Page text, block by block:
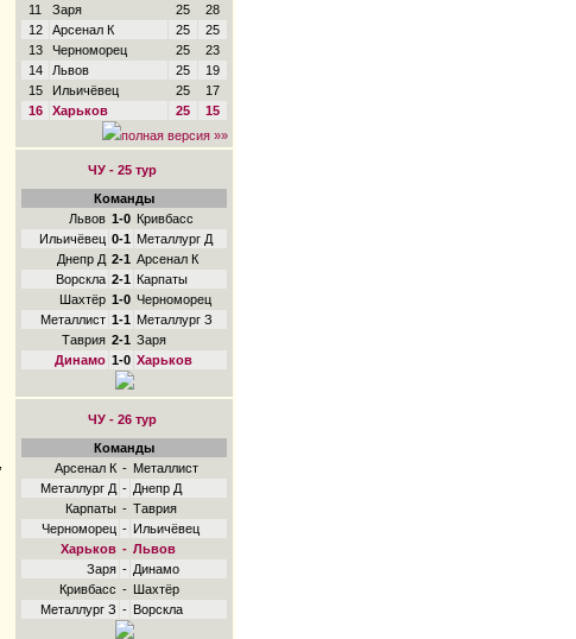
11
Заря 25
28
12
Арсенал К 25
25
13
Черноморец 25
23
14
Львов 25
19
15
Ильичёвец 25
17
16
Харьков 25
15
полная версия »»
ЧУ - 25 тур
Команды
Львов 1-0 Кривбасс
Ильичёвец 0-1 Металлург Д
Днепр Д 2-1 Арсенал К
Ворскла 2-1 Карпаты
Шахтёр 1-0 Черноморец
Металлист 1-1 Металлург З
Таврия 2-1 Заря
Динамо 1-0 Харьков
ЧУ - 26 тур
Команды
Арсенал К - Металлист
Металлург Д - Днепр Д
Карпаты - Таврия
Черноморец - Ильичёвец
Харьков - Львов
Заря - Динамо
Кривбасс - Шахтёр
Металлург З - Ворскла